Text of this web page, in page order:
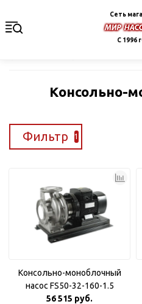
Сеть
С 1996
Консольно-
Фильтр 1
Консольно-моноблочный
насос FS50-32-160-1.5
56 515 руб.